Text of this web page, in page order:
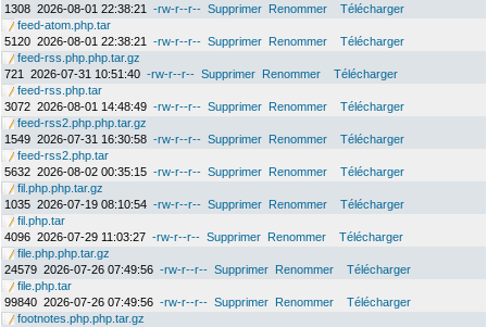
1308 2026-08-01 22:38:21 -rw-r--r-- Supprimer Renommer
Télécharger
feed-atom.php.tar
5120 2026-08-01 22:38:21 -rw-r--r-- Supprimer Renommer
Télécharger
feed-rss.php.php.tar.gz
721
2026-07-31 10:51:40 -rw-r--r-- Supprimer Renommer
Télécharger
feed-rss.php.tar
3072 2026-08-01 14:48:49 -rw-r--r-- Supprimer Renommer
Télécharger
feed-rss2.php.php.tar.gz
1549 2026-07-31 16:30:58 -rw-r--r-- Supprimer Renommer
Télécharger
feed-rss2.php.tar
5632 2026-08-02 00:35:15 -rw-r--r-- Supprimer Renommer
Télécharger
fil.php.php.tar.gz
1035 2026-07-19 08:10:54 -rw-r--r-- Supprimer Renommer
Télécharger
fil.php.tar
4096 2026-07-29 11:03:27 -rw-r--r-- Supprimer Renommer
Télécharger
file.php.php.tar.gz
24579 2026-07-26 07:49:56 -rw-r--r-- Supprimer Renommer
Télécharger
file.php.tar
99840 2026-07-26 07:49:56 -rw-r--r-- Supprimer Renommer
Télécharger
footnotes.php.php.tar.gz